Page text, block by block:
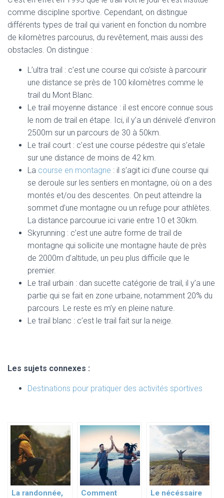
comme discipline sportive. Cependant, on distingue
différents types de trail qui varient en fonction du nombre
de kilomètres parcourus, du revêtement, mais aussi des
obstacles. On distingue :
L’ultra trail : c’est une course qui co’siste à parcourir
une distance se près de 100 kilomètres comme le
trail du Mont Blanc.
Le trail moyenne distance : il est encore connue sous
le nom de trail en étape. Ici, il y’a un dénivelé d’environ
2500m sur un parcours de 30 à 50km.
Le trail court : c’est une course pédestre qui s’etale
sur une distance de moins de 42 km.
La course en montagne : il s’agit ici d’une course qui
se deroule sur les sentiers en montagne, où on a des
montés et/ou des descentes. On peut atteindre la
sommet d’une montagne ou un refuge pour athlètes.
La distance parcourue ici varie entre 10 et 30km.
Skyrunning : c’est une autre forme de trail de
montagne qui sollicite une montagne haute de près
de 2000m d’altitude, un peu plus difficile que le
premier.
Le trail urbain : dan sucette catégorie de trail, il y’a une
partie qui se fait en zone urbaine, notamment 20% du
parcours. Le reste es m’y en pleine nature.
Le trail blanc : c’est le trail fait sur la neige.
Les sujets connexes :
Destinations pour pratiquer des activités sportives
La randonnée,
Comment
Le nécéssaire